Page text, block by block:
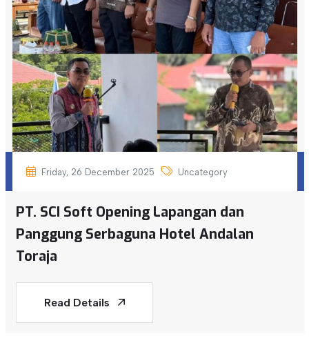
Friday, 26 December 2025 Uncategory
PT. SCI Soft Opening Lapangan dan
Panggung Serbaguna Hotel Andalan
Toraja
Read Details